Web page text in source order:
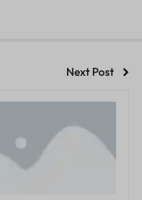
Next Post